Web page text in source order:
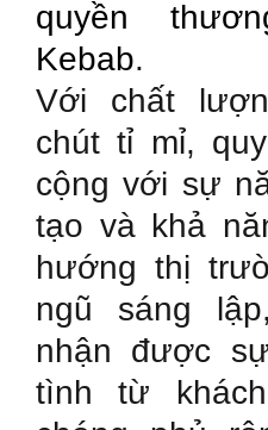
quyền
Kebab.
Với chất
chút tỉ mỉ,
cộng với sự
tạo và khả
hướng thị
ngũ sáng
nhận được
tình từ